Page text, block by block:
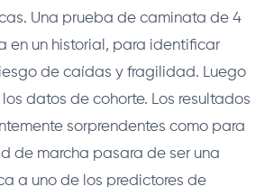
Una prueba de caminata de 4
en un historial, para identificar
de caídas y fragilidad. Luego
datos de cohorte. Los resultados
sorprendentes como para
de marcha pasara de ser una
a uno de los predictores de